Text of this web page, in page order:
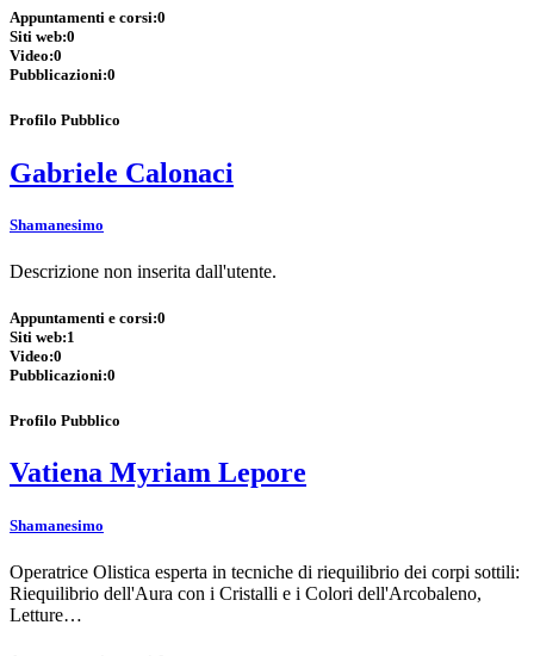
Appuntamenti e corsi:0
Siti web:0
Video:0
Pubblicazioni:0
Profilo Pubblico
Gabriele Calonaci
Shamanesimo
Descrizione non inserita dall'utente.
Appuntamenti e corsi:0
Siti web:1
Video:0
Pubblicazioni:0
Profilo Pubblico
Vatiena Myriam Lepore
Shamanesimo
Operatrice Olistica esperta in tecniche di riequilibrio dei corpi sottili:
Riequilibrio dell'Aura con i Cristalli e i Colori dell'Arcobaleno,
Letture…